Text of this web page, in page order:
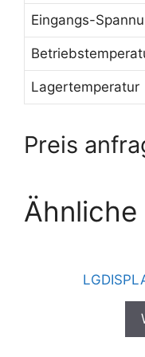
Eingangs-
Lagertemperatur
Preis